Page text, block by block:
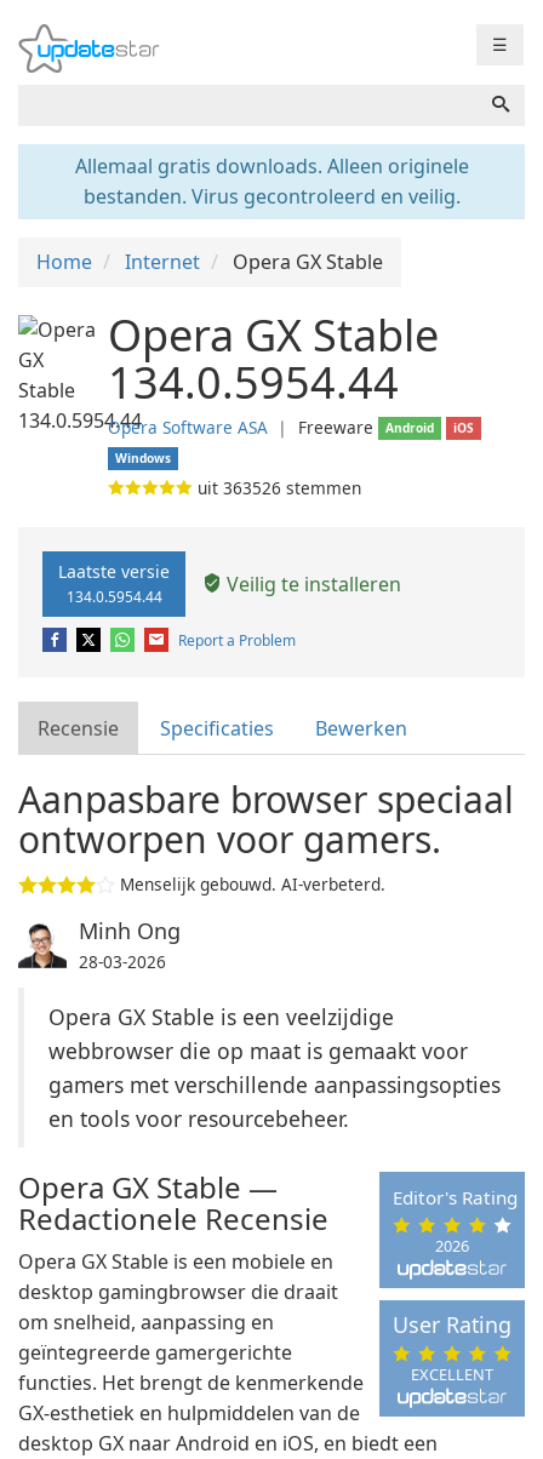
☰
Allemaal gratis downloads. Alleen originele
bestanden. Virus gecontroleerd en veilig.
Home Internet Opera GX Stable
Opera GX Stable
134.0.5954.44
Opera Software ASA ❘ Freeware Android
iOS
Windows
uit 363526 stemmen
Laatste versie
134.0.5954.44 Veilig te installeren
Report a Problem
Recensie Specificaties Bewerken
Aanpasbare browser speciaal
ontworpen voor gamers.
Menselijk gebouwd. AI-verbeterd.
Minh Ong
28-03-2026
Opera GX Stable is een veelzijdige
webbrowser die op maat is gemaakt voor
gamers met verschillende aanpassingsopties
en tools voor resourcebeheer.
2026
Editor's Rating
EXCELLENT
User Rating
Opera GX Stable —
Redactionele Recensie
Opera GX Stable is een mobiele en
desktop gamingbrowser die draait
om snelheid, aanpassing en
geïntegreerde gamergerichte
functies. Het brengt de kenmerkende
GX-esthetiek en hulpmiddelen van de
desktop GX naar Android en iOS, en biedt een